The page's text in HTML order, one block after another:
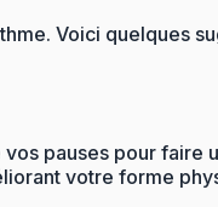
Voici quelques
pauses pour faire
votre forme